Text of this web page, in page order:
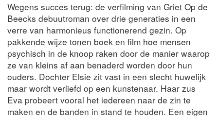
Wegens succes terug: de verfilming van Griet Op de
Beecks debuutroman over drie generaties in een
verre van harmonieus functionerend gezin. Op
pakkende wijze tonen boek en film hoe mensen
psychisch in de knoop raken door de manier waarop
ze van kleins af aan benaderd worden door hun
ouders. Dochter Elsie zit vast in een slecht huwelijk
maar wordt verliefd op een kunstenaar. Haar zus
Eva probeert vooral het iedereen naar de zin te
maken en de banden in stand te houden. Een eigen